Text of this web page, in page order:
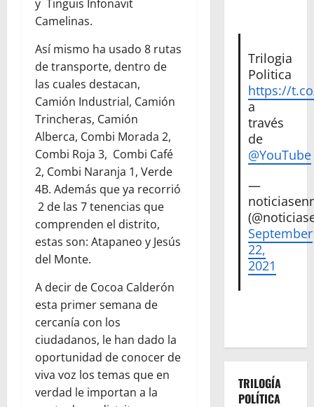
y Tinguis Infonavit
Camelinas.
Así mismo ha usado 8 rutas
de transporte, dentro de
las cuales destacan,
Camión Industrial, Camión
Trincheras, Camión
Alberca, Combi Morada 2,
Combi Roja 3, Combi Café
2, Combi Naranja 1, Verde
4B. Además que ya recorrió
2 de las 7 tenencias que
comprenden el distrito,
estas son: Atapaneo y Jesús
del Monte.
A decir de Cocoa Calderón
esta primer semana de
cercanía con los
ciudadanos, le han dado la
oportunidad de conocer de
viva voz los temas que en
verdad le importan a la
Trilogia
Politica
https://
a
través
de
@YouTube
—
September
22,
2021
TRILOGÍA
POLÍTICA